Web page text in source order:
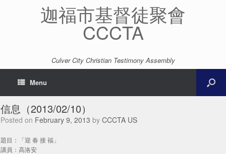
迦福市基督徒聚會
CCCTA
Culver City Christian Testimony Assembly
Menu
信息（2013/02/10）
Posted on February 9, 2013 by CCCTA US
題目：「迎 春 接 福」
講員：高洛安